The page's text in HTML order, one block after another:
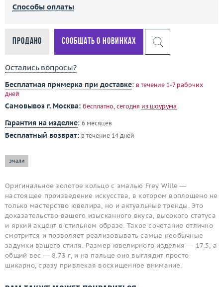
Способы оплаты
Продано Сообщать о новинках
Остались вопросы?
Бесплатная примерка при доставке: в течение 1-7 рабочих
дней
Самовывоз г. Москва: бесплатно, сегодня из шоурума
Гарантия на изделие: 6 месяцев
Бесплатный возврат: в течение 14 дней
эмали
Оригинальное золотое кольцо с эмалью Frey Wille —
настоящее произведение искусства, в котором воплощено не
только мастерство ювелира, но и актуальные тренды. Это
доказательство вашего изысканного вкуса, высокого статуса
и яркий акцент в стильном образе. Такое сочетание отлично
смотрится и позволяет реализовывать самые необычные
задумки вашего стиля. Размер ювелирного изделия — 17.5, а
общий вес — 8.73 г, и на пальце оно выглядит просто
шикарно, сразу привлекая восхищенное внимание.